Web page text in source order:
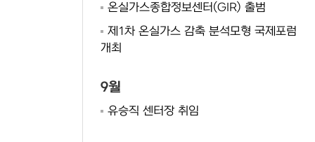
온실가스종합정보센터(GIR) 출범
제1차 온실가스 감축 분석모형 국제포럼
개최
9월
유승직 센터장 취임